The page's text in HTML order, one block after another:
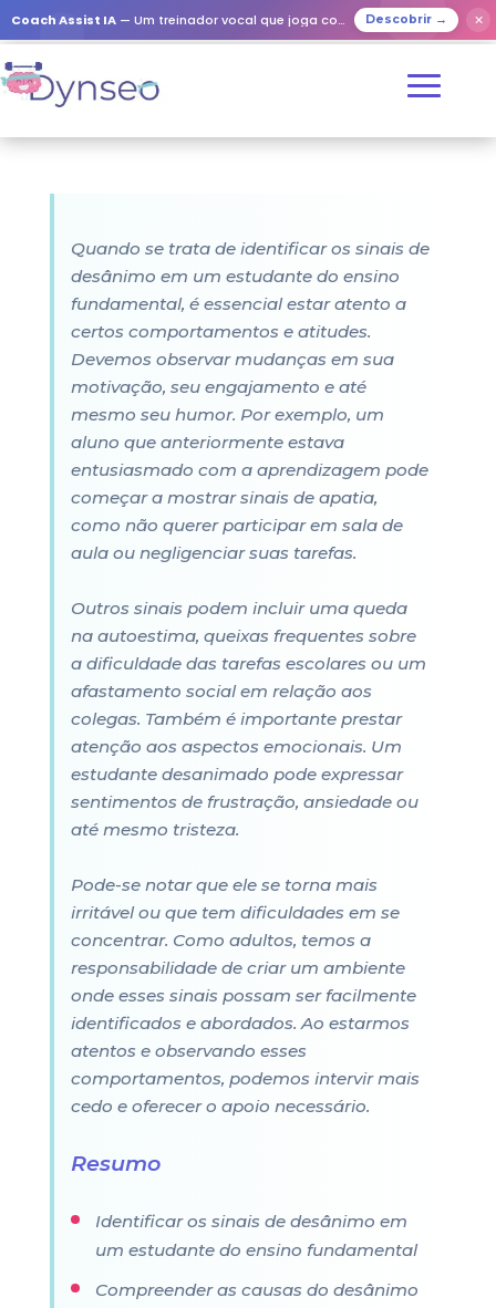
Coach Assist IA — Um treinador vocal que joga com os seus entes queridos Descobrir → ✕
Quando se trata de identificar os sinais de
desânimo em um estudante do ensino
fundamental, é essencial estar atento a
certos comportamentos e atitudes.
Devemos observar mudanças em sua
motivação, seu engajamento e até
mesmo seu humor. Por exemplo, um
aluno que anteriormente estava
entusiasmado com a aprendizagem pode
começar a mostrar sinais de apatia,
como não querer participar em sala de
aula ou negligenciar suas tarefas.
Outros sinais podem incluir uma queda
na autoestima, queixas frequentes sobre
a dificuldade das tarefas escolares ou um
afastamento social em relação aos
colegas. Também é importante prestar
atenção aos aspectos emocionais. Um
estudante desanimado pode expressar
sentimentos de frustração, ansiedade ou
até mesmo tristeza.
Pode-se notar que ele se torna mais
irritável ou que tem dificuldades em se
concentrar. Como adultos, temos a
responsabilidade de criar um ambiente
onde esses sinais possam ser facilmente
identificados e abordados. Ao estarmos
atentos e observando esses
comportamentos, podemos intervir mais
cedo e oferecer o apoio necessário.
Resumo
Identificar os sinais de desânimo em
um estudante do ensino fundamental
Compreender as causas do desânimo